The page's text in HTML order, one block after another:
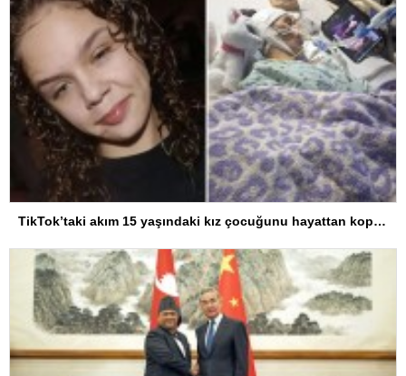
TikTok’taki akım 15 yaşındaki kız çocuğunu hayattan kopardı